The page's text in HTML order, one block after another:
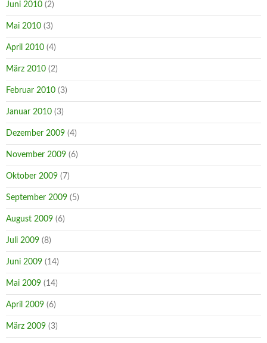
Juni 2010 (2)
Mai 2010 (3)
April 2010 (4)
März 2010 (2)
Februar 2010 (3)
Januar 2010 (3)
Dezember 2009 (4)
November 2009 (6)
Oktober 2009 (7)
September 2009 (5)
August 2009 (6)
Juli 2009 (8)
Juni 2009 (14)
Mai 2009 (14)
April 2009 (6)
März 2009 (3)